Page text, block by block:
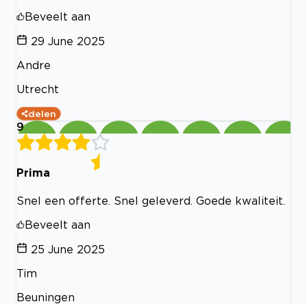
Beveelt aan
29 June 2025
Andre
Utrecht
delen
9
Prima
Snel een offerte. Snel geleverd. Goede kwaliteit.
Beveelt aan
25 June 2025
Tim
Beuningen